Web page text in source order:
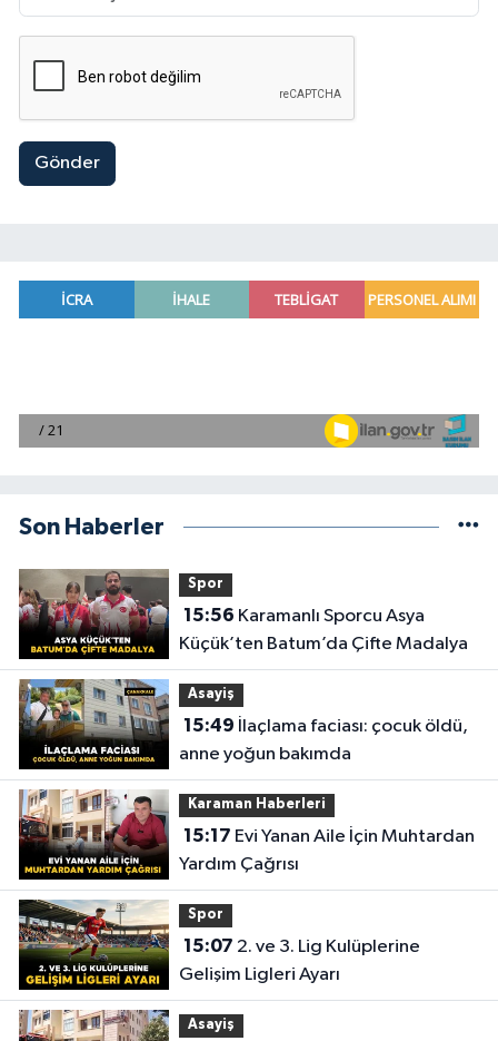
Gönder
Son Haberler
Spor
15:56
Küçük’ten Batum’da Çifte Madalya
Asayiş
15:49
anne yoğun bakımda
Karaman Haberleri
15:17
Yardım Çağrısı
Spor
15:07
Gelişim Ligleri Ayarı
Asayiş